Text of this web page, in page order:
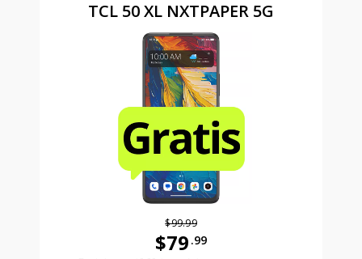
TCL 50 XL NXTPAPER 5G
$99.99
$79 .99